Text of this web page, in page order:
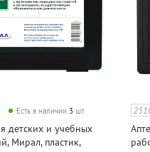
Есть в наличии 3 шт.
детских и учебных
Мирал, пластик,